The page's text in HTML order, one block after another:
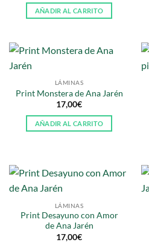
AÑADIR AL CARRITO
LÁMINAS
Print Monstera de Ana Jarén
17,00€
AÑADIR AL CARRITO
LÁMINAS
Print Desayuno con Amor
de Ana Jarén
17,00€